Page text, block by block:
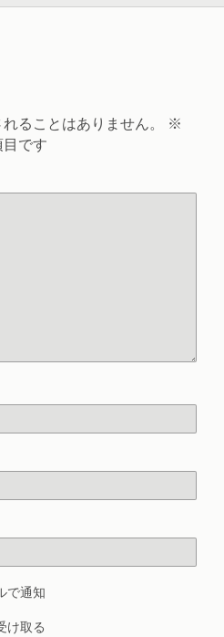
ることはありません。
※
です
で通知
け取る